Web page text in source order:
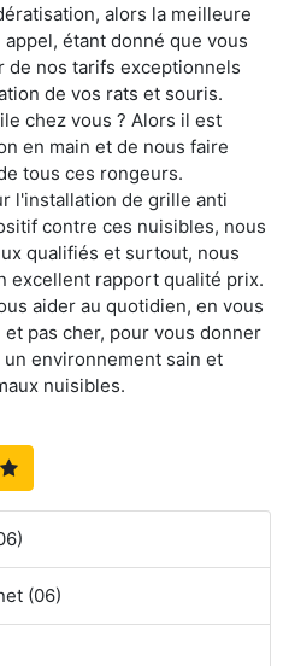
alors la meilleure
étant donné que vous
de nos tarifs exceptionnels
de vos rats et souris.
chez vous ? Alors il est
en main et de nous faire
tous ces rongeurs.
l'installation de grille anti
contre ces nuisibles, nous
qualifiés et surtout, nous
excellent rapport qualité prix.
aider au quotidien, en vous
pas cher, pour vous donner
environnement sain et
nuisibles.
(06)